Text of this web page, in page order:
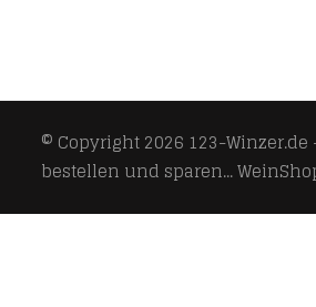
© Copyright 2026 123-
bestellen und sparen...